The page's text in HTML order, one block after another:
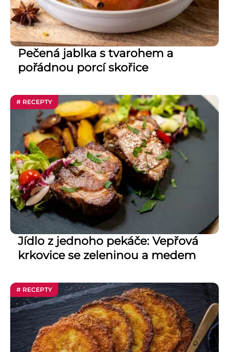
Pečená jablka s tvarohem a
pořádnou porcí skořice
# RECEPTY
Jídlo z jednoho pekáče: Vepřová
krkovice se zeleninou a medem
# RECEPTY